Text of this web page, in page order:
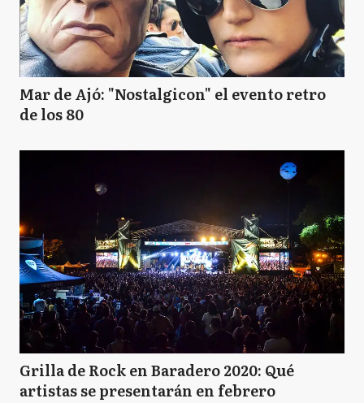
Mar de Ajó: "Nostalgicon" el evento retro
de los 80
Grilla de Rock en Baradero 2020: Qué
artistas se presentarán en febrero